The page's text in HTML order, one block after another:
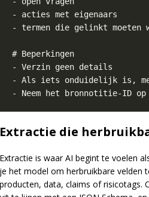
Extractie die
Extractie is waar AI begint te voelen
je het model om herbruikbare velden
producten, data, claims of risicotags.